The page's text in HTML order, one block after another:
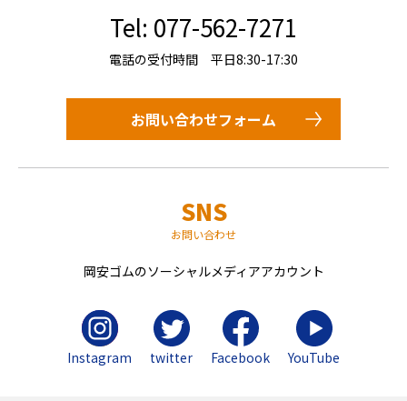
Tel: 077-562-7271
電話の受付時間 平日8:30-17:30
お問い合わせフォーム
SNS
お問い合わせ
岡安ゴムのソーシャルメディアアカウント
Instagram twitter Facebook YouTube